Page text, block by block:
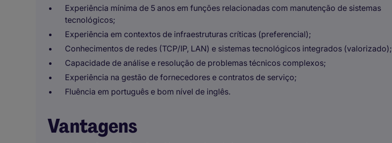
Experiência mínima de 5 anos em funções relacionadas com manutenção de sistemas
tecnológicos;
Experiência em contextos de infraestruturas críticas (preferencial);
Conhecimentos de redes (TCP/IP, LAN) e sistemas tecnológicos integrados (valorizado);
Capacidade de análise e resolução de problemas técnicos complexos;
Experiência na gestão de fornecedores e contratos de serviço;
Fluência em português e bom nível de inglês.
Vantagens